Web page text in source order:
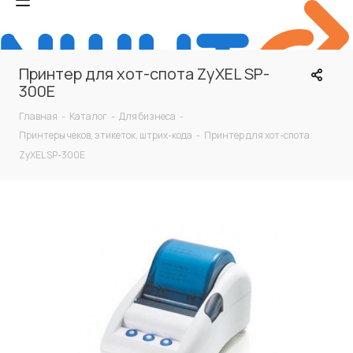
Принтер для хот-спота ZyXEL SP-
300E
Главная - Каталог - Для бизнеса -
Принтеры чеков, этикеток, штрих-кода - Принтер для хот-спота
ZyXEL SP-300E